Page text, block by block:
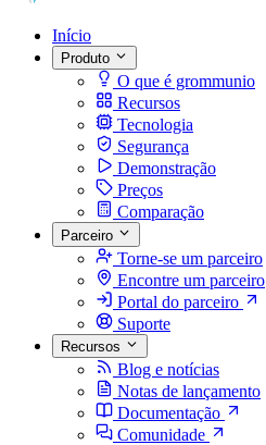
Início
Produto
O que é grommunio
Recursos
Tecnologia
Segurança
Demonstração
Preços
Comparação
Parceiro
Torne-se um parceiro
Encontre um parceiro
Portal do parceiro
Suporte
Recursos
Blog e notícias
Notas de lançamento
Documentação
Comunidade